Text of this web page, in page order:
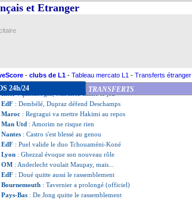
et Etranger
- clubs de L1 - Tableau mercato L1 - Transferts étranger
24h/24 TRANSFERTS
Inter: Lautaro et l'impuissance face au PSG
EdF: 51 buts, Henry félicite Mbappé
Angleterre
PSG: Dembélé et Doué, les verdicts tombent !
Barça: Bardghji a été enfin inscrit
: Çalhanoglu, Martinez calme le jeu
EdF : Dembélé, Dupraz défend Deschamps
Maroc : Regragui va mettre Hakimi au repos
Man Utd : Amorim ne risque rien
Nantes : Castro s'est blessé au genou
EdF : Puel valide le duo Tchouaméni-Koné
Lyon : Ghezzal évoque son nouveau rôle
OM : Anderlecht voulait Maupay, mais...
EdF : Doué quitte aussi le rassemblement
Bournemouth : Tavernier a prolongé (officiel)
Pays-Bas : De Jong quitte le rassemblement